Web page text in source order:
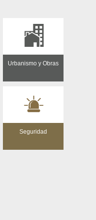
Urbanismo y Obras
Seguridad